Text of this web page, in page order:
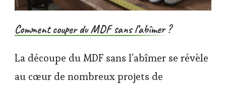
Comment couper du MDF sans l’abîmer ?
La découpe du MDF sans l’abîmer se révèle
au cœur de nombreux projets de